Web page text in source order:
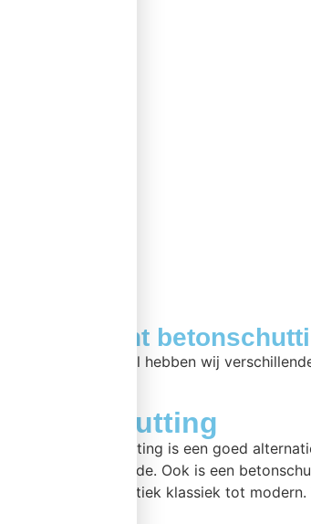
Assortiment
Bij betonschutting.nl hebben wij
Betonschutting
Een betonnen schutting is een goed
is nagenoeg hetzelfde. Ook is een
combinatie. Van rustiek klassiek tot